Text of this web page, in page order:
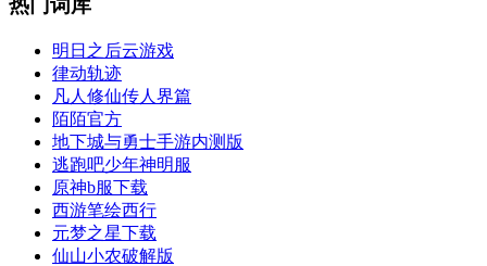
热门词库
明日之后云游戏
律动轨迹
凡人修仙传人界篇
陌陌官方
地下城与勇士手游内测版
逃跑吧少年神明服
原神b服下载
西游笔绘西行
元梦之星下载
仙山小农破解版